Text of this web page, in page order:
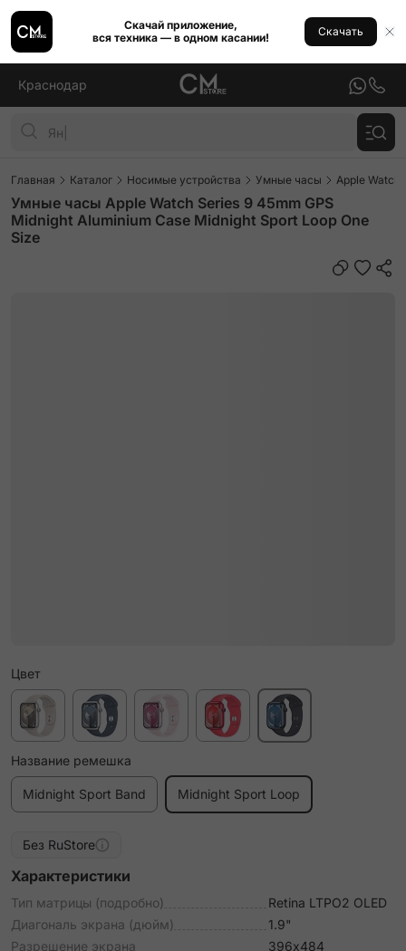
Скачай приложение,
вся техника — в одном касании!
Скачать
Краснодар
Главная Каталог Носимые устройства Умные часы Apple Watch
Умные часы Apple Watch Series 9 45mm GPS
Midnight Aluminium Case Midnight Sport Loop One
Size
Цвет
Название ремешка
Midnight Sport Band Midnight Sport Loop
Без RuStore
Характеристики
Тип матрицы (подробно)
Retina LTPO2 OLED
Диагональ экрана (дюйм)
1.9"
Разрешение экрана
396х484